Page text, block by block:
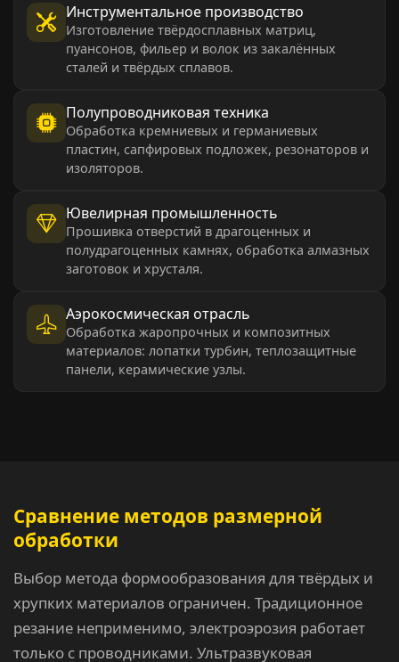
Инструментальное производство
Изготовление твёрдосплавных матриц,
пуансонов, фильер и волок из закалённых
сталей и твёрдых сплавов.
Полупроводниковая техника
Обработка кремниевых и германиевых
пластин, сапфировых подложек, резонаторов и
изоляторов.
Ювелирная промышленность
Прошивка отверстий в драгоценных и
полудрагоценных камнях, обработка алмазных
заготовок и хрусталя.
Аэрокосмическая отрасль
Обработка жаропрочных и композитных
материалов: лопатки турбин, теплозащитные
панели, керамические узлы.
Сравнение методов размерной
обработки
Выбор метода формообразования для твёрдых и
хрупких материалов ограничен. Традиционное
резание неприменимо, электроэрозия работает
только с проводниками. Ультразвуковая